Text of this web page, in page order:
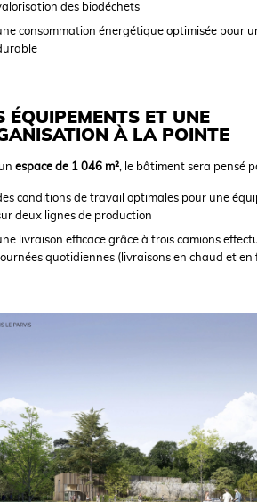
des biodéchets
consommation énergétique optimisée pour
ÉQUIPEMENTS ET UNE
À LA POINTE
espace de 1 046 m², le bâtiment sera pensé
conditions de travail optimales pour une
deux lignes de production
livraison efficace grâce à trois camions
quotidiennes (livraisons en chaud et en